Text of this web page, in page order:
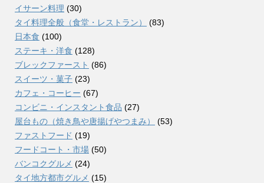
イサーン料理 (30)
タイ料理全般（食堂・レストラン）
(83)
日本食 (100)
ステーキ・洋食 (128)
ブレックファースト (86)
スイーツ・菓子 (23)
カフェ・コーヒー (67)
コンビニ・インスタント食品 (27)
屋台もの（焼き鳥や唐揚げやつまみ）
(53)
ファストフード (19)
フードコート・市場 (50)
バンコクグルメ (24)
タイ地方都市グルメ (15)